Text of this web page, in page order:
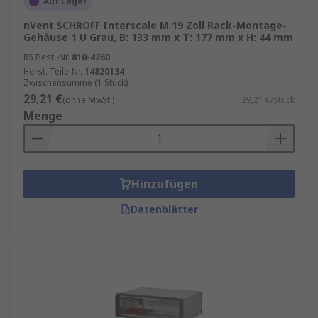
Daher beträgt die Höhe von 2 HE für die
Regalmontage 2 x 1,75 Zoll, das entspricht
einer Höhe von 3,5 Zoll.
Diese PC-Gehäuse sind in bestimmten
Servergrößen erhältlich, nämlich 1HE, 2 HE,
3 HE, und 4 HE.
Unser Sortiment enthält Qualitätsprodukte von
nVent SCHROFF
professionellen Marke.
Regalmontage-Gehäuse werden auch als
Bei der Zusammenstellung von Regalmontage-
nVent SCHROFF Interscale M 19 Zoll Rack-Montage-
Gehäuse 1 U Grau, B: 133 mm x T: 177 mm x H: 44 mm
RS Best.-Nr. 810-4260
Herst. Teile-Nr. 14820134
Zwischensumme (1 Stück)
29,21 €(ohne MwSt.) 29,21 €/Stück
Menge
Hinzufügen
Datenblätter